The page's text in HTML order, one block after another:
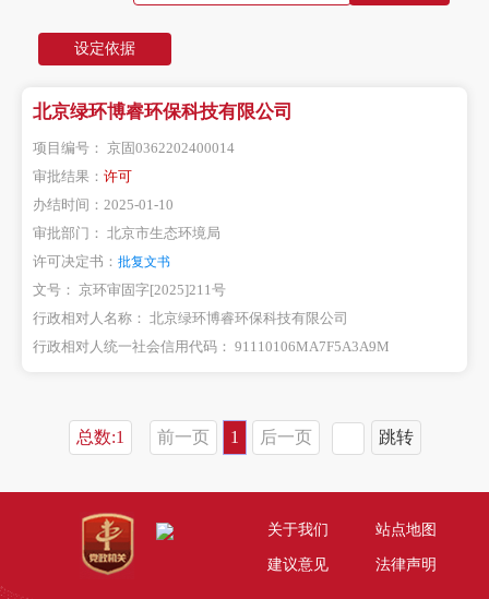
北京绿环博睿环保科技有限公司
项目编号： 京固0362202400014
审批结果： 许可
办结时间： 2025-01-10
审批部门： 北京市生态环境局
许可决定书： 批复文书
文号： 京环审固字[2025]211号
行政相对人名称： 北京绿环博睿环保科技有限公司
行政相对人统一社会信用代码： 91110106MA7F5A3A9M
总数:1 前一页 1 后一页 跳转
关于我们
站点地图
建议意见
法律声明